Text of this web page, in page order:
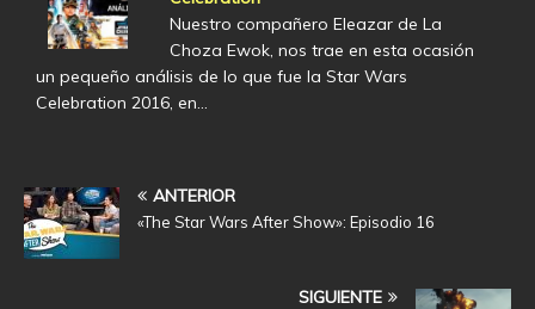
Nuestro compañero Eleazar de La
Choza Ewok, nos trae en esta ocasión
un pequeño análisis de lo que fue la Star Wars
Celebration 2016, en…
ANTERIOR
«The Star Wars After Show»: Episodio 16
SIGUIENTE